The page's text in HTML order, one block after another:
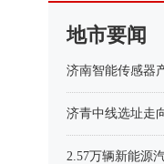
地市要闻
济南智能传感器
济青中线选址走
2.57万辆新能源